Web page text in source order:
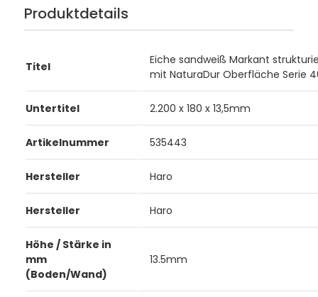
Produktdetails
Titel
Eiche sandweiß Markant
mit NaturaDur Oberfläche Serie
Untertitel 2.200 x 180 x 13,5mm
Artikelnummer 535443
Hersteller Haro
Hersteller Haro
Höhe / Stärke in
mm
(Boden/Wand)
13.5mm